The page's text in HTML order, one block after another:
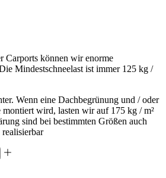
Carports können wir enorme
Mindestschneelast ist immer 125 kg /
Wenn eine Dachbegrünung und / oder
wird, lasten wir auf 175 kg / m²
sind bei bestimmten Größen auch
realisierbar